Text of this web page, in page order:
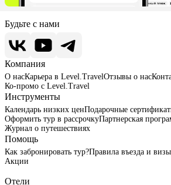
Будьте с нами
Компания
О насКарьера в Level.TravelОтзывы о нас
Ко-промо с Level.Travel
Инструменты
Календарь низких ценПодарочные
Оформить тур в рассрочкуПартнерская
Журнал о путешествиях
Помощь
Как забронировать тур?Правила въезда и визы
Акции
Отели